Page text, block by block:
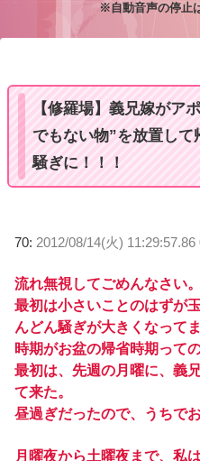
※自動音声の停止
【修羅場】義兄嫁がア
でもない物”を放置し
騒ぎに！！！
70: 2012/08/14(火) 11:29:57.86
流れ無視してごめんなさい。
最初は小さいことのはずが
んどん騒ぎが大きくなってま
時期がお盆の帰省時期って
最初は、先週の月曜に、義
て来た。
昼過ぎだったので、うちで
月曜夜から土曜夜まで、私